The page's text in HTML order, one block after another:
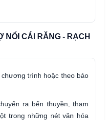
NỔI CÁI RĂNG - RẠCH
trình hoặc theo báo
ra bến thuyền, tham
trong những nét văn hóa